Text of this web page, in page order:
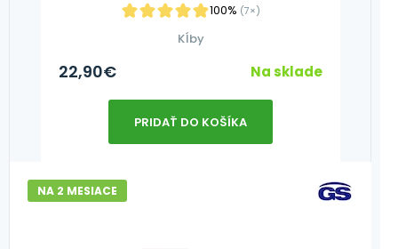
100% (7×)
Kĺby
22,90€ Na sklade
PRIDAŤ DO KOŠÍKA
NA 2 MESIACE